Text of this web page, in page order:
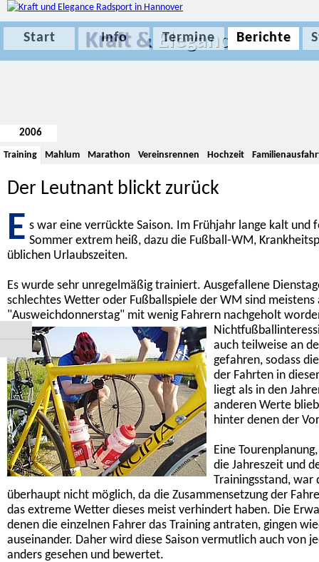
Kraft & Elegance
Start Info Termine Berichte
2006
Training Mahlum Marathon Vereinsrennen Hochzeit
Der Leutnant blickt zurück
E s war eine verrückte Saison. Im Frühjahr lange kalt und
Sommer extrem heiß, dazu die Fußball-WM,
üblichen Urlaubszeiten.
Es wurde sehr unregelmäßig trainiert. Ausgefallene
schlechtes Wetter oder Fußballspiele der WM sind meistens
"Ausweichdonnerstag" mit wenig Fahrern nachgeholt
auch teilweise an
gefahren, sodass
der Fahrten in
liegt als in den
anderen Werte
hinter denen der
Eine
die Jahreszeit und
Trainingsstand, war
überhaupt nicht möglich, da die Zusammensetzung der
das extreme Wetter dieses meist verhindert haben. Die
denen die einzelnen Fahrer das Training antraten, gingen
auseinander. Daher wird diese Saison vermutlich auch von
anders gesehen und bewertet.